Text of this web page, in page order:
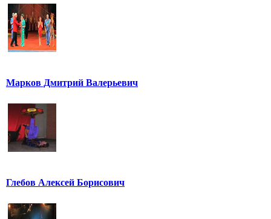
Марков Дмитрий Валерьевич
Глебов Алексей Борисович